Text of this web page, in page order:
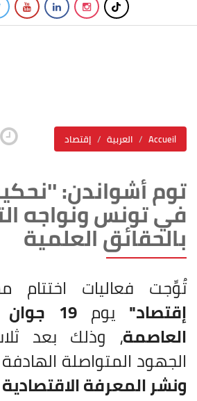
إقتصاد العربية Accueil
توم أشواندن:
في تونس ونواجه
بالحقائق العلمية
تُوِّجت فعاليات اختتام
إقتصاد" يوم
العاصمة، وذلك بعد
الجهود المتواصلة
ونشر المعرفة الاقتصادية